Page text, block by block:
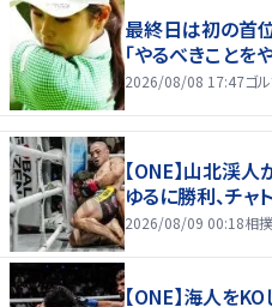
最終日は初の首
「やるべきことを
2026/08/08 17:47ゴ
【ONE】山北渓
ゆるに勝利、チ
2026/08/09 00:18相
【ONE】海人を